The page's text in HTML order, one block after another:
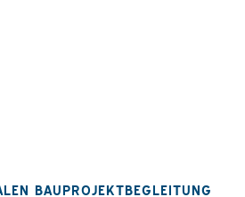
BAUPROJEKTBEGLEITUNG